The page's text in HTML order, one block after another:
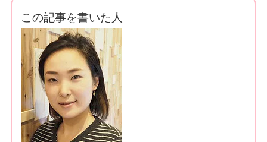
この記事を書いた人